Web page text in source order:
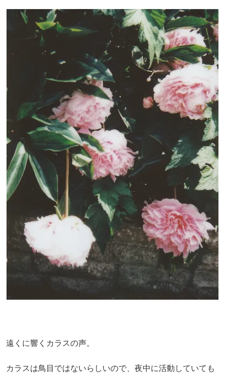
遠くに響くカラスの声。
カラスは鳥目ではないらしいので、夜中に活動していても